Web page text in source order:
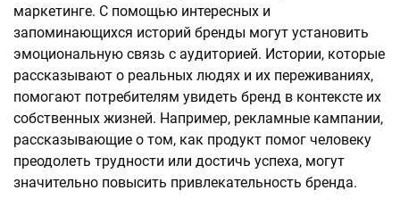
маркетинге. С помощью интересных и
запоминающихся историй бренды могут установить
эмоциональную связь с аудиторией. Истории, которые
рассказывают о реальных людях и их переживаниях,
помогают потребителям увидеть бренд в контексте их
собственных жизней. Например, рекламные кампании,
рассказывающие о том, как продукт помог человеку
преодолеть трудности или достичь успеха, могут
значительно повысить привлекательность бренда.